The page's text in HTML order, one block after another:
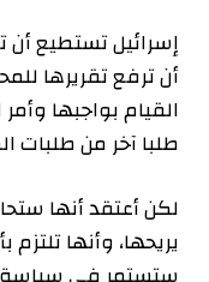
إسرائيل تستطيع
أن ترفع تقريرها
القيام بواجبها
طلبا آخر من طلبات
لكن أعتقد أنها
يريحها، وأنها